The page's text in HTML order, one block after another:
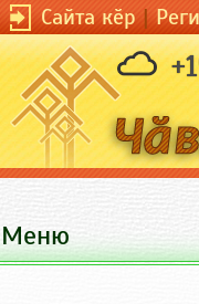
Сайта кӗр|
Меню